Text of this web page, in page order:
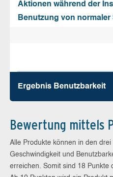
Aktionen während der
Benutzung von normaler
Ergebnis Benutz­barkeit
Bewertung mittels
Alle Produkte können in den
Geschwindigkeit und
erreichen. Somit sind 18 Punkte